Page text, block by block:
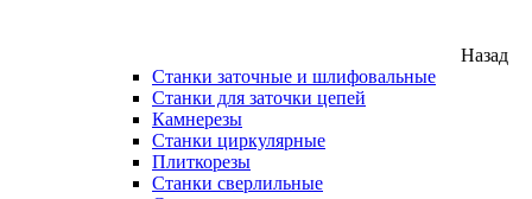
Назад
Станки заточные и шлифовальные
Станки для заточки цепей
Камнерезы
Станки циркулярные
Плиткорезы
Станки сверлильные